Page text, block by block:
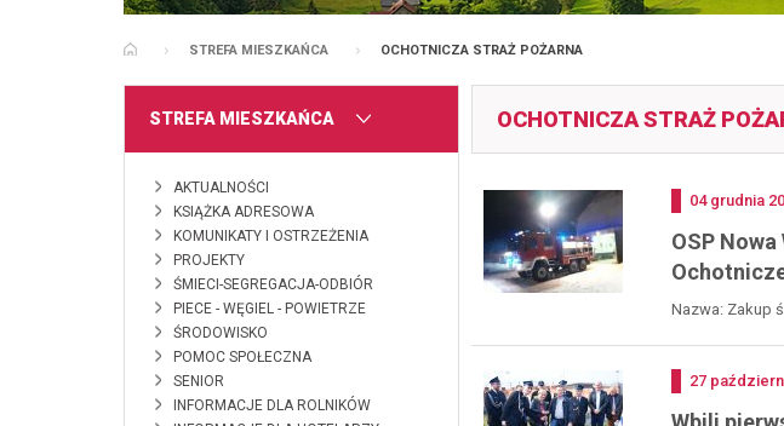
STRONA GŁÓWNA
STREFA MIESZKAŃCA OCHOTNICZA STRAŻ POŻARNA
MENU
STREFA MIESZKAŃCA
AKTUALNOŚCI
KSIĄŻKA ADRESOWA
KOMUNIKATY I OSTRZEŻENIA
PROJEKTY
ŚMIECI-SEGREGACJA-ODBIÓR
PIECE - WĘGIEL - POWIETRZE
ŚRODOWISKO
POMOC SPOŁECZNA
SENIOR
INFORMACJE DLA ROLNIKÓW
OCHOTNICZA STRAŻ
Dodano
04 grudnia
OSP
Nazwa: Zakup
Dodano
27